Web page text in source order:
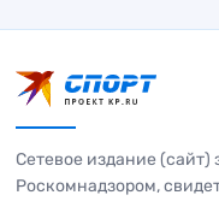
Сетевое издание (сайт)
Роскомнадзором,